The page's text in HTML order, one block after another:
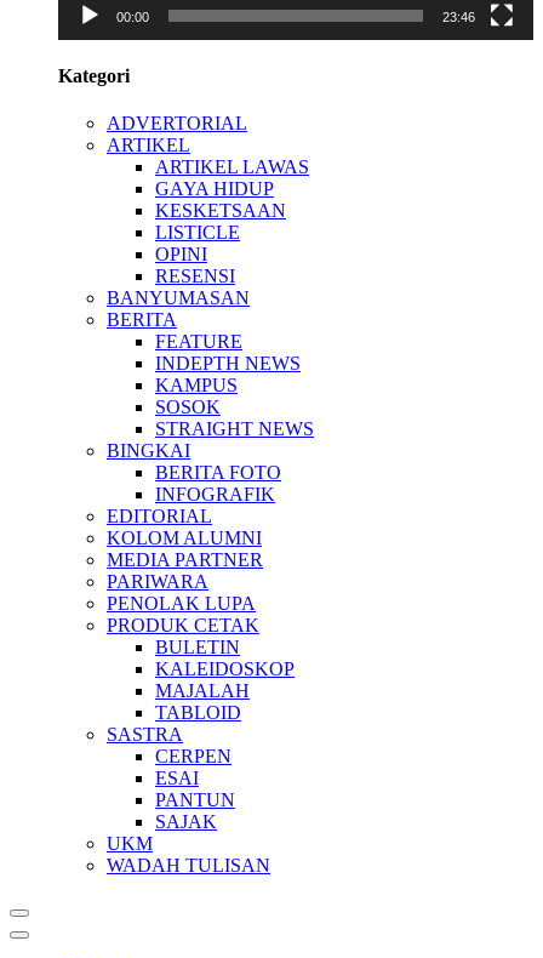
00:00 23:46
Kategori
ADVERTORIAL
ARTIKEL
ARTIKEL LAWAS
GAYA HIDUP
KESKETSAAN
LISTICLE
OPINI
RESENSI
BANYUMASAN
BERITA
FEATURE
INDEPTH NEWS
KAMPUS
SOSOK
STRAIGHT NEWS
BINGKAI
BERITA FOTO
INFOGRAFIK
EDITORIAL
KOLOM ALUMNI
MEDIA PARTNER
PARIWARA
PENOLAK LUPA
PRODUK CETAK
BULETIN
KALEIDOSKOP
MAJALAH
TABLOID
SASTRA
CERPEN
ESAI
PANTUN
SAJAK
UKM
WADAH TULISAN